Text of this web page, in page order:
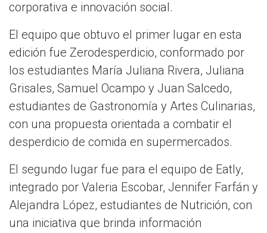
corporativa e innovación social.
El equipo que obtuvo el primer lugar en esta
edición fue Zerodesperdicio, conformado por
los estudiantes María Juliana Rivera, Juliana
Grisales, Samuel Ocampo y Juan Salcedo,
estudiantes de Gastronomía y Artes Culinarias,
con una propuesta orientada a combatir el
desperdicio de comida en supermercados.
El segundo lugar fue para el equipo de Eatly,
integrado por Valeria Escobar, Jennifer Farfán y
Alejandra López, estudiantes de Nutrición, con
una iniciativa que brinda información